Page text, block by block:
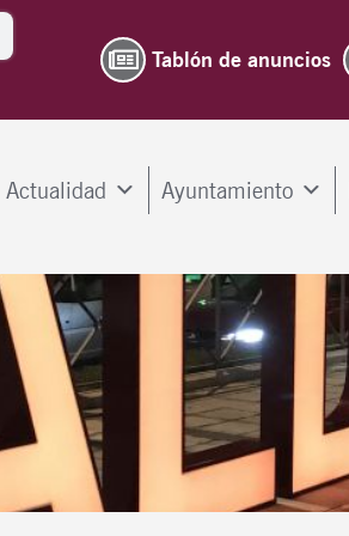
Tablón de anuncios
Actualidad Ayuntamiento